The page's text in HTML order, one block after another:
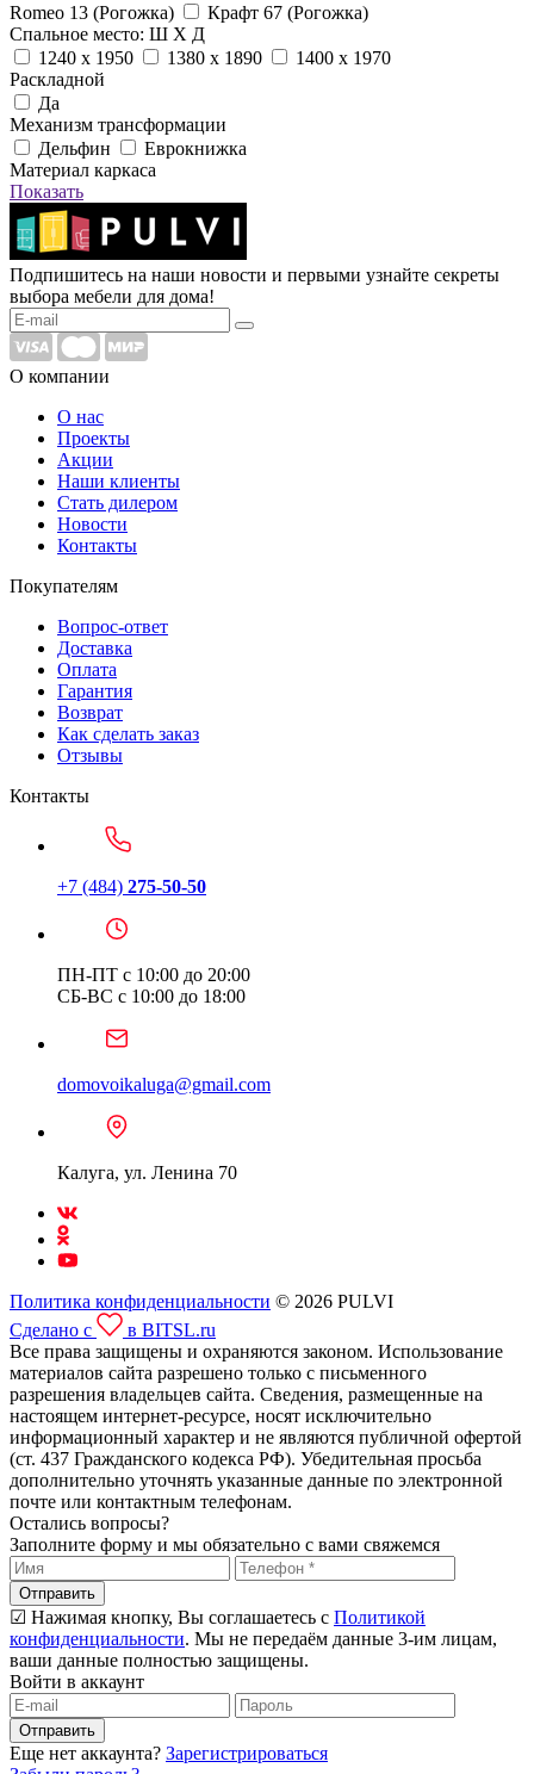
Romeo 13 (Рогожка)
Крафт 67 (Рогожка)
Спальное место: Ш Х Д
1240 х 1950
1380 х 1890
1400 х 1970
Раскладной
Да
Механизм трансформации
Дельфин
Еврокнижка
Материал каркаса
Показать
Подпишитесь на наши новости и первыми узнайте секреты
выбора мебели для дома!
О компании
О нас
Проекты
Акции
Наши клиенты
Стать дилером
Новости
Контакты
Покупателям
Вопрос-ответ
Доставка
Оплата
Гарантия
Возврат
Как сделать заказ
Отзывы
Контакты
+7 (484) 275-50-50
ПН-ПТ с 10:00 до 20:00
СБ-ВС с 10:00 до 18:00
domovoikaluga@gmail.com
Калуга, ул. Ленина 70
Политика конфиденциальности © 2026 PULVI
Сделано с
в BITSL.ru
Все права защищены и охраняются законом. Использование
материалов сайта разрешено только с письменного
разрешения владельцев сайта. Сведения, размещенные на
настоящем интернет-ресурсе, носят исключительно
информационный характер и не являются публичной офертой
(ст. 437 Гражданского кодекса РФ). Убедительная просьба
дополнительно уточнять указанные данные по электронной
почте или контактным телефонам.
Остались вопросы?
Заполните форму и мы обязательно с вами свяжемся
Отправить
☑ Нажимая кнопку, Вы соглашаетесь с Политикой
конфиденциальности. Мы не передаём данные 3-им лицам,
ваши данные полностью защищены.
Войти в аккаунт
Отправить
Еще нет аккаунта? Зарегистрироваться